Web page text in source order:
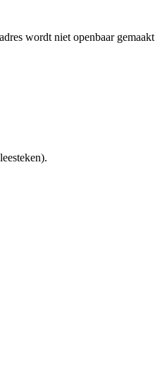
wordt niet openbaar